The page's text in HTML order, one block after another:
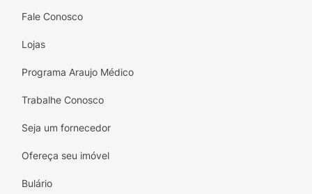
Instruções de Uso.1 folheto Informações para
Fale Conosco
Lojas
Programa Araujo Médico
Trabalhe Conosco
Seja um fornecedor
Ofereça seu imóvel
Bulário